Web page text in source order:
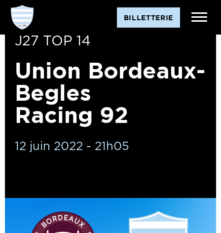
BILLETTERIE
J27 TOP 14
Union Bordeaux-
Begles
Racing 92
12 juin 2022 - 21h05